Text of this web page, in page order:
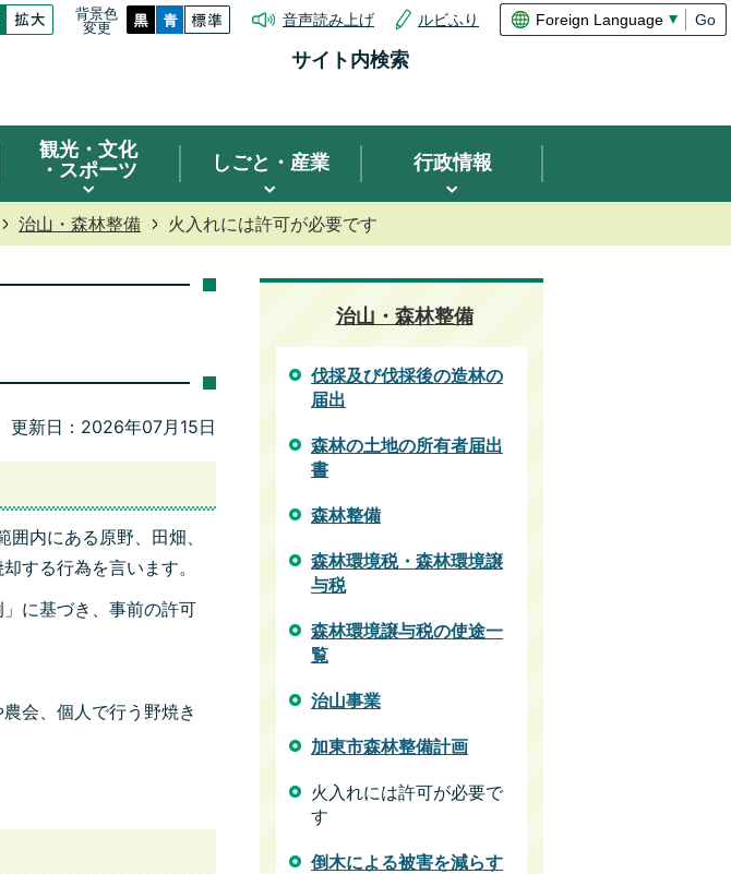
背景色
変更
音声読み上げ ルビふり Go
サイト内検索
観光 ・文化
・スポーツ
しごと・産業 行政情報
治山・森林整備 火入れには許可が必要です
更新日：2026年07月15日
内にある原野、田畑、
する行為を言います。
に基づき、事前の許可
会、個人で行う野焼き
治山・森林整備
伐採及び伐採後の造林の
届出
森林の土地の所有者届出
書
森林整備
森林環境税・森林環境譲
与税
森林環境譲与税の使途一
覧
治山事業
加東市森林整備計画
火入れには許可が必要で
す
倒木による被害を減らす